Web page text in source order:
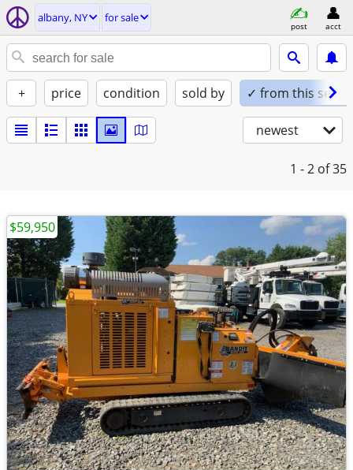
albany, NY for sale
post acct
+ price condition sold by ✓ from this seller
newest
1 - 2 of 35
$59,950